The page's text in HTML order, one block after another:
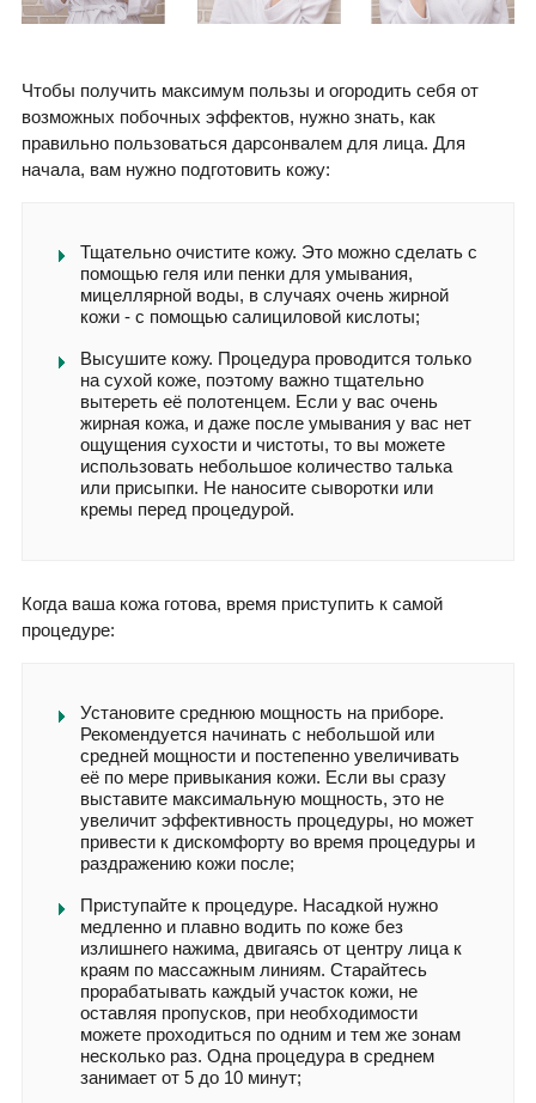
Чтобы получить максимум пользы и огородить себя от
возможных побочных эффектов, нужно знать, как
правильно пользоваться дарсонвалем для лица. Для
начала, вам нужно подготовить кожу:
Тщательно очистите кожу. Это можно сделать с
помощью геля или пенки для умывания,
мицеллярной воды, в случаях очень жирной
кожи - с помощью салициловой кислоты;
Высушите кожу. Процедура проводится только
на сухой коже, поэтому важно тщательно
вытереть её полотенцем. Если у вас очень
жирная кожа, и даже после умывания у вас нет
ощущения сухости и чистоты, то вы можете
использовать небольшое количество талька
или присыпки. Не наносите сыворотки или
кремы перед процедурой.
Когда ваша кожа готова, время приступить к самой
процедуре:
Установите среднюю мощность на приборе.
Рекомендуется начинать с небольшой или
средней мощности и постепенно увеличивать
её по мере привыкания кожи. Если вы сразу
выставите максимальную мощность, это не
увеличит эффективность процедуры, но может
привести к дискомфорту во время процедуры и
раздражению кожи после;
Приступайте к процедуре. Насадкой нужно
медленно и плавно водить по коже без
излишнего нажима, двигаясь от центру лица к
краям по массажным линиям. Старайтесь
прорабатывать каждый участок кожи, не
оставляя пропусков, при необходимости
можете проходиться по одним и тем же зонам
несколько раз. Одна процедура в среднем
занимает от 5 до 10 минут;